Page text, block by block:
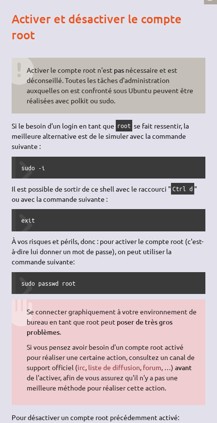
Activer et désactiver le compte
root
Activer le compte root n'est pasnécessaire et est
déconseillé. Toutes les tâches d'administration
auxquelles on est confronté sous Ubuntu peuvent être
réalisées avec polkit ou sudo.
Si le besoin d'un login en tant que root se fait ressentir, la
meilleure alternative est de le simuler avec la commande
suivante :
sudo -i
Il est possible de sortir de ce shell avec le raccourci " Ctrl d "
ou avec la commande suivante :
exit
À vos risques et périls, donc : pour activer le compte root (c'est-
à-dire lui donner un mot de passe), on peut utiliser la
commande suivante:
sudo passwd root
Se connecter graphiquement à votre environnement de
bureau en tant que root peut poser de très gros
problèmes.
Si vous pensez avoir besoin d'un compte root activé
pour réaliser une certaine action, consultez un canal de
support officiel (irc, liste de diffusion, forum, …) avant
de l'activer, afin de vous assurez qu'il n'y a pas une
meilleure méthode pour réaliser cette action.
Pour désactiver un compte root précédemment activé: